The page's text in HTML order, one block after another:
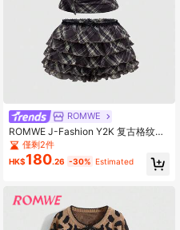
ROMWE
ROMWE J-Fashion Y2K 复古格纹印
花 2 件套女式蛋糕短裤
僅剩2件
HK$180.26 -30% Estimated